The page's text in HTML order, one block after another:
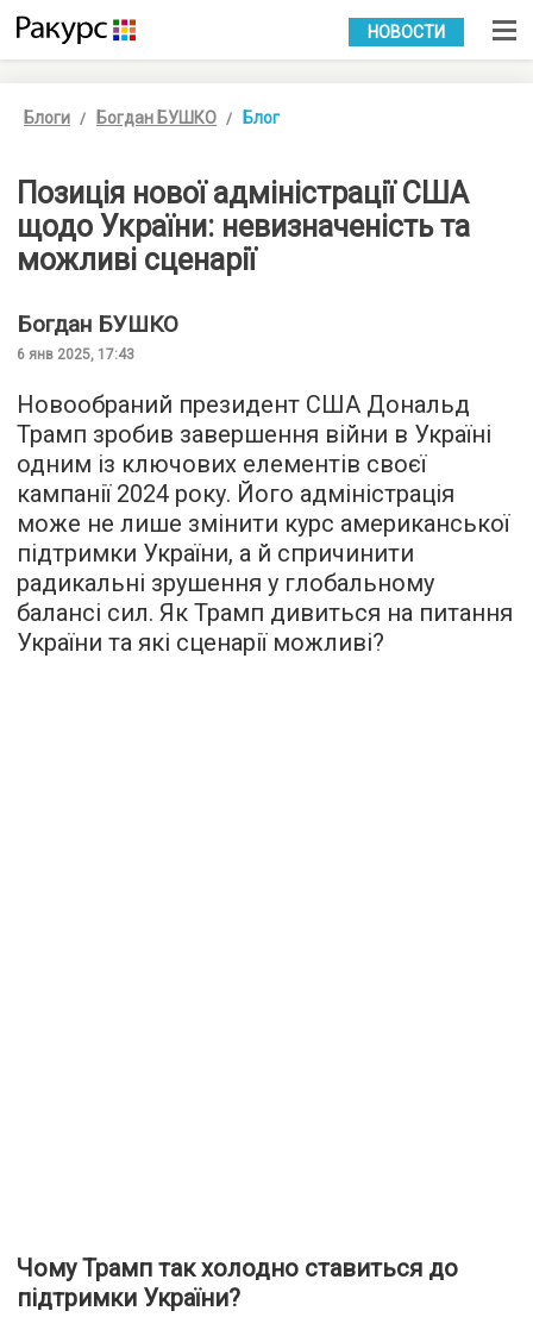
УКР РУС
НОВОСТИ
Блоги Богдан БУШКО Блог
Позиція нової адміністрації США
щодо України: невизначеність та
можливі сценарії
Богдан БУШКО
6 янв 2025, 17:43
Новообраний президент США Дональд
Трамп зробив завершення війни в Україні
одним із ключових елементів своєї
кампанії 2024 року. Його адміністрація
може не лише змінити курс американської
підтримки України, а й спричинити
радикальні зрушення у глобальному
балансі сил. Як Трамп дивиться на питання
України та які сценарії можливі?
Чому Трамп так холодно ставиться до
підтримки України?